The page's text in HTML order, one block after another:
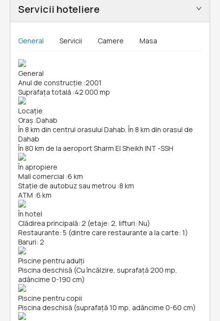
Servicii hoteliere
General Servicii Camere Masa
General
Anul de construcție :2001
Suprafața totală :42 000 mp
Locație
Oraș :Dahab
În 8 km din centrul orasului Dahab. În 8 km din orasul de
Dahab
În 80 km de la aeroport Sharm El Sheikh INT -SSH
În apropiere
Mall comercial :6 km
Stație de autobuz sau metrou :8 km
ATM :6 km
În hotel
Clădirea principală: 2 (etaje: 2, lifturi: Nu)
Restaurante: 5 (dintre care restaurante a la carte: 1)
Baruri: 2
Piscine pentru adulți
Piscina deschisă (Cu încălzire, suprafață 200 mp,
adâncime 0-190 cm)
Piscine pentru copii
Piscina deschisă (suprafață 10 mp, adâncime 0-60 cm)